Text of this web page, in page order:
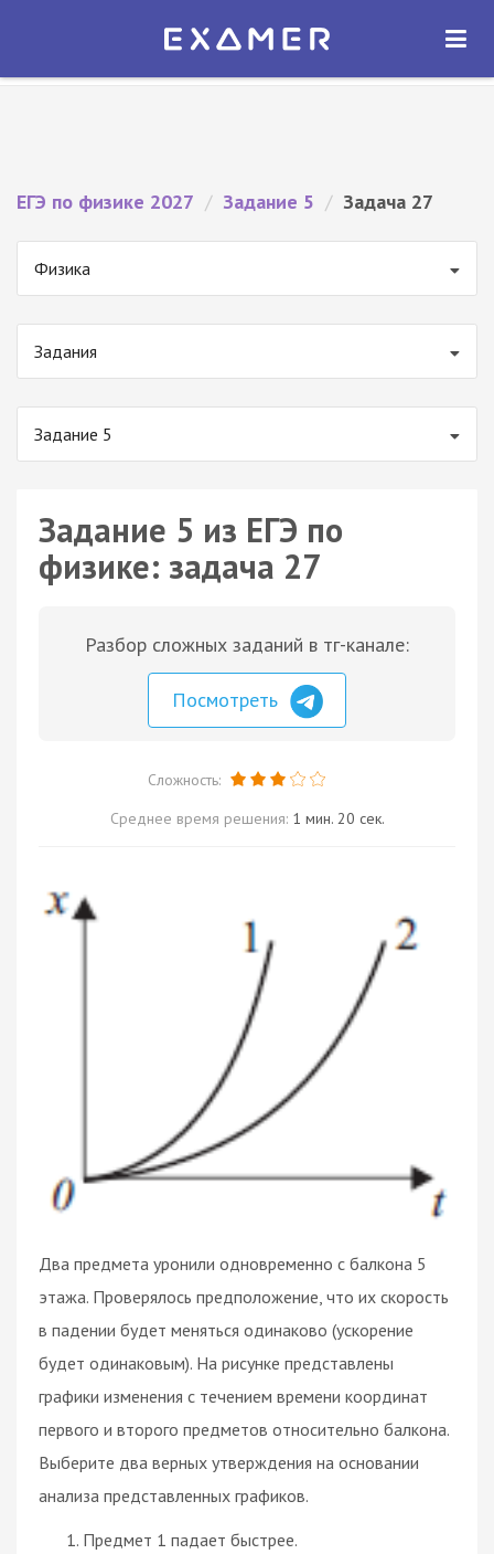
Экзамер — ЕГЭ 2027
ОТКРЫТЬ
ЕГЭ по физике 2027 / Задание 5 / Задача 27
Физика
Задания
Задание 5
Задание 5 из ЕГЭ по
физике: задача 27
Разбор сложных заданий в тг-канале:
Посмотреть
Сложность:
Среднее время решения: 1 мин. 20 сек.
Два предмета уронили одновременно с балкона 5
этажа. Проверялось предположение, что их скорость
в падении будет меняться одинаково (ускорение
будет одинаковым). На рисунке представлены
графики изменения с течением времени координат
первого и второго предметов относительно балкона.
Выберите два верных утверждения на основании
анализа представленных графиков.
Предмет 1 падает быстрее.